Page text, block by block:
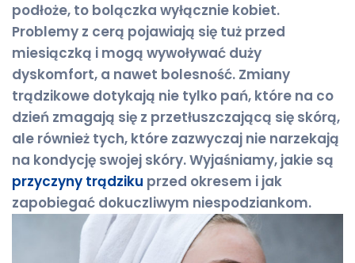
podłoże, to bolączka wyłącznie kobiet.
Problemy z cerą pojawiają się tuż przed
miesiączką i mogą wywoływać duży
dyskomfort, a nawet bolesność. Zmiany
trądzikowe dotykają nie tylko pań, które na co
dzień zmagają się z przetłuszczającą się skórą,
ale również tych, które zazwyczaj nie narzekają
na kondycję swojej skóry. Wyjaśniamy, jakie są
przyczyny trądziku przed okresem i jak
zapobiegać dokuczliwym niespodziankom.